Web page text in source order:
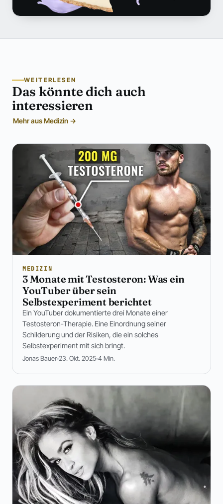
WEITERLESEN
Das könnte dich auch
interessieren
Mehr aus Medizin →
MEDIZIN
3 Monate mit Testosteron: Was ein
YouTuber über sein
Selbstexperiment berichtet
Ein YouTuber dokumentierte drei Monate einer
Testosteron-Therapie. Eine Einordnung seiner
Schilderung und der Risiken, die ein solches
Selbstexperiment mit sich bringt.
Jonas Bauer 23. Okt. 2025 4 Min.